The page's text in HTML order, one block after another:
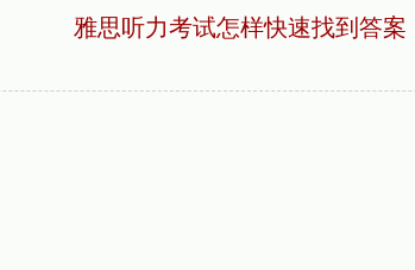
雅思听力考试怎样快速找到答案